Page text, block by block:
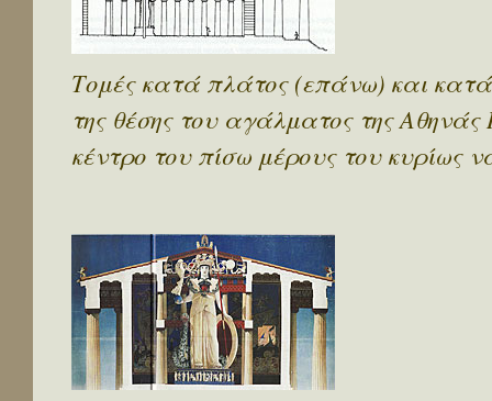
Τομές κατά πλάτος (επάνω) και
της θέσης του αγάλματος της
κέντρο του πίσω μέρους του κυρίως